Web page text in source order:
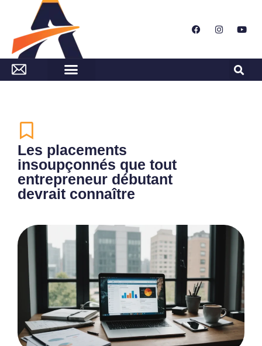
Les placements
insoupçonnés que tout
entrepreneur débutant
devrait connaître